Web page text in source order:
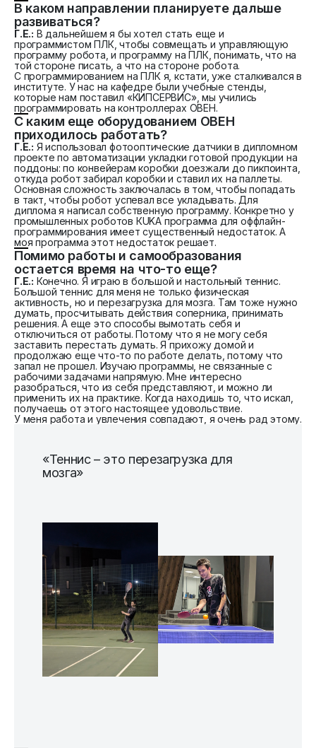
В каком направлении планируете дальше
развиваться?
Г.Е.: В дальнейшем я бы хотел стать еще и
программистом ПЛК, чтобы совмещать и управляющую
программу робота, и программу на ПЛК, понимать, что на
той стороне писать, а что на стороне робота.
С программированием на ПЛК я, кстати, уже сталкивался в
институте. У нас на кафедре были учебные стенды,
которые нам поставил «КИПСЕРВИС», мы учились
программировать на контроллерах ОВЕН.
С каким еще оборудованием ОВЕН
приходилось работать?
Г.Е.: Я использовал фотооптические датчики в дипломном
проекте по автоматизации укладки готовой продукции на
поддоны: по конвейерам коробки доезжали до пикпоинта,
откуда робот забирал коробки и ставил их на паллеты.
Основная сложность заключалась в том, чтобы попадать
в такт, чтобы робот успевал все укладывать. Для
диплома я написал собственную программу. Конкретно у
промышленных роботов КUKA программа для оффлайн-
программирования имеет существенный недостаток. А
моя программа этот недостаток решает.
Помимо работы и самообразования
остается время на что-то еще?
Г.Е.: Конечно. Я играю в большой и настольный теннис.
Большой теннис для меня не только физическая
активность, но и перезагрузка для мозга. Там тоже нужно
думать, просчитывать действия соперника, принимать
решения. А еще это способы вымотать себя и
отключиться от работы. Потому что я не могу себя
заставить перестать думать. Я прихожу домой и
продолжаю еще что-то по работе делать, потому что
запал не прошел. Изучаю программы, не связанные с
рабочими задачами напрямую. Мне интересно
разобраться, что из себя представляют, и можно ли
применить их на практике. Когда находишь то, что искал,
получаешь от этого настоящее удовольствие.
У меня работа и увлечения совпадают, я очень рад этому.
«Теннис – это перезагрузка для
мозга»